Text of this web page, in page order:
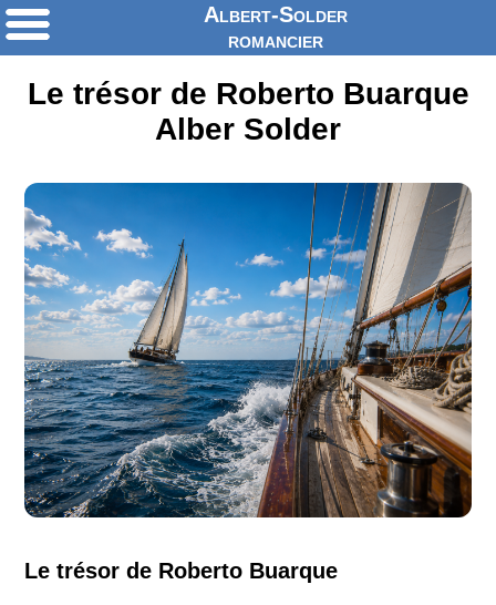
Albert-Solder
romancier
Le trésor de Roberto Buarque
Alber Solder
Le trésor de Roberto Buarque